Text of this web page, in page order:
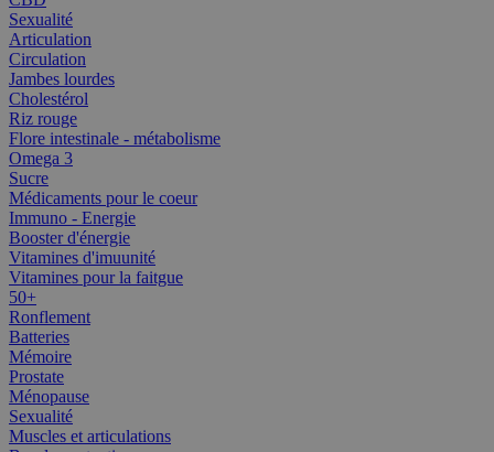
Sexualité
Articulation
Circulation
Jambes lourdes
Cholestérol
Riz rouge
Flore intestinale - métabolisme
Omega 3
Sucre
Médicaments pour le coeur
Immuno - Energie
Booster d'énergie
Vitamines d'imuunité
Vitamines pour la faitgue
50+
Ronflement
Batteries
Mémoire
Prostate
Ménopause
Sexualité
Muscles et articulations